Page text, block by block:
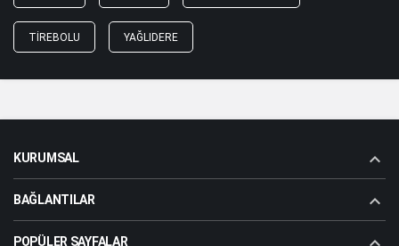
TIREBOLU YAĞLIDERE
KURUMSAL
BAĞLANTILAR
POPÜLER SAYFALAR